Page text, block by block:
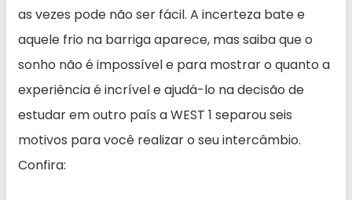
as vezes pode não ser fácil. A incerteza bate e
aquele frio na barriga aparece, mas saiba que o
sonho não é impossível e para mostrar o quanto a
experiência é incrível e ajudá-lo na decisão de
estudar em outro país a WEST 1 separou seis
motivos para você realizar o seu intercâmbio.
Confira: